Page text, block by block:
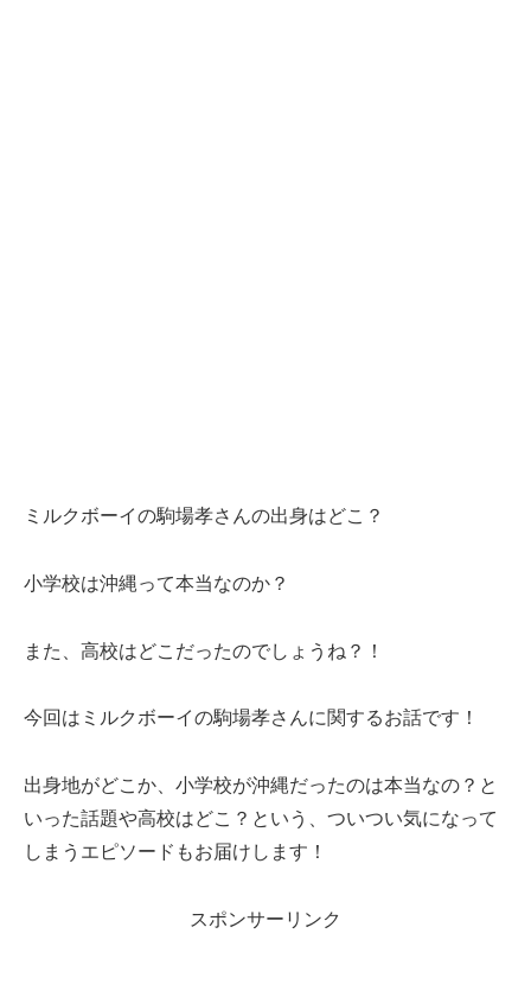
ミルクボーイの駒場孝さんの出身はどこ？
小学校は沖縄って本当なのか？
また、高校はどこだったのでしょうね？！
今回はミルクボーイの駒場孝さんに関するお話です！
出身地がどこか、小学校が沖縄だったのは本当なの？と
いった話題や高校はどこ？という、ついつい気になって
しまうエピソードもお届けします！
スポンサーリンク